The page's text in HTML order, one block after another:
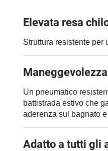
Elevata resa
Struttura resistente per
Un pneumatico
battistrada estivo che
aderenza sul bagnato
Adatto a tutti gli